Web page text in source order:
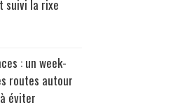
suivi la rixe
: un week-
routes autour
éviter